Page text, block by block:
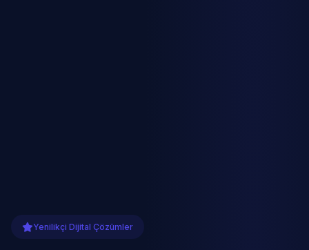
Yenilikçi Dijital Çözümler